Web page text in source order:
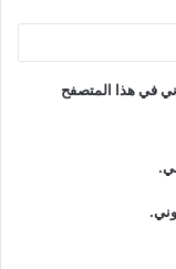
في هذا المتصفح